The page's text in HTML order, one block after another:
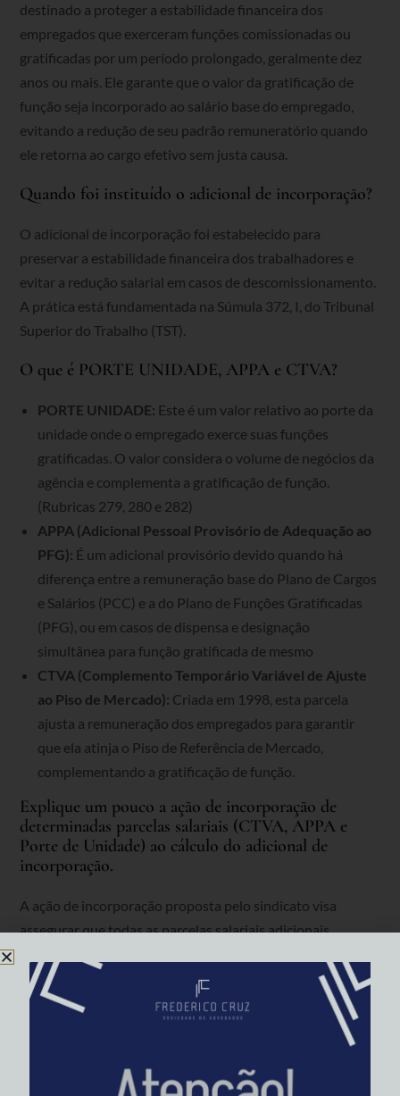
destinado a proteger a estabilidade financeira dos
empregados que exerceram funções comissionadas ou
gratificadas por um período prolongado, geralmente dez
anos ou mais. Ele garante que o valor da gratificação de
função seja incorporado ao salário base do empregado,
evitando a redução de seu padrão remuneratório quando
ele retorna ao cargo efetivo sem justa causa.
Quando foi instituído o adicional de incorporação?
O adicional de incorporação foi estabelecido para
preservar a estabilidade financeira dos trabalhadores e
evitar a redução salarial em casos de descomissionamento.
A prática está fundamentada na Súmula 372, I, do Tribunal
Superior do Trabalho (TST).
O que é PORTE UNIDADE, APPA e CTVA?
PORTE UNIDADE: Este é um valor relativo ao porte da
unidade onde o empregado exerce suas funções
gratificadas. O valor considera o volume de negócios da
agência e complementa a gratificação de função.
(Rubricas 279, 280 e 282)
APPA (Adicional Pessoal Provisório de Adequação ao
PFG): É um adicional provisório devido quando há
diferença entre a remuneração base do Plano de Cargos
e Salários (PCC) e a do Plano de Funções Gratificadas
(PFG), ou em casos de dispensa e designação
simultânea para função gratificada de mesmo
CTVA (Complemento Temporário Variável de Ajuste
ao Piso de Mercado): Criada em 1998, esta parcela
ajusta a remuneração dos empregados para garantir
que ela atinja o Piso de Referência de Mercado,
complementando a gratificação de função.
Explique um pouco a ação de incorporação de
determinadas parcelas salariais (CTVA, APPA e
Porte de Unidade) ao cálculo do adicional de
incorporação.
A ação de incorporação proposta pelo sindicato visa
assegurar que todas as parcelas salariais adicionais
comissionadas sejam consideradas no cálculo do adicional
de incorporação. Os bancários substituídos recebiam
gratificação de função sob diversas rubricas, como “função
de confiança” e “cargo em comissão efetivo”, acrescidas de
complementos como o CTVA, criado em 1998 para ajustar